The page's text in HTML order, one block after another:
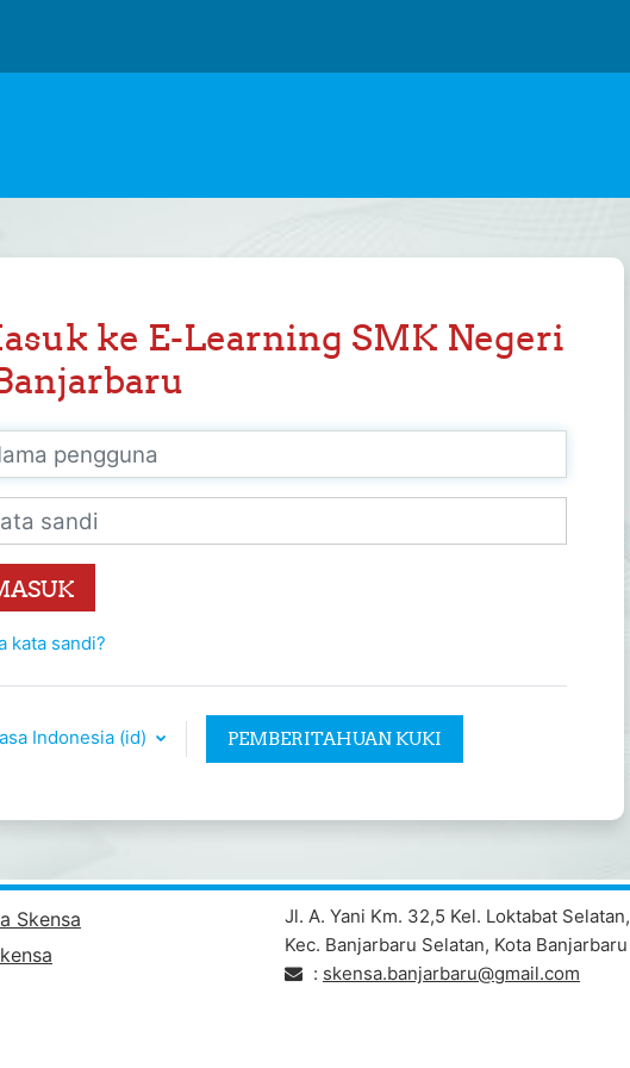
ke E-Learning SMK Negeri
pengguna
sandi
kata sandi?
Indonesia ‎(id)‎ PEMBERITAHUAN KUKI
Skensa
Jl. A. Yani Km. 32,5 Kel. Loktabat Selatan,
Kec. Banjarbaru Selatan, Kota Banjarbaru
: skensa.banjarbaru@gmail.com